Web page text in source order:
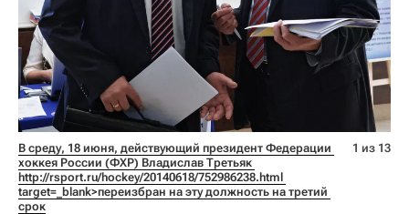
В среду, 18 июня, действующий президент Федерации
http://rsport.ru/hockey/20140618/752986238.html
target=_blank>переизбран на эту должность на третий
срок
1 из 13